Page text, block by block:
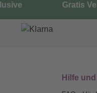
Gratis
Hilfe